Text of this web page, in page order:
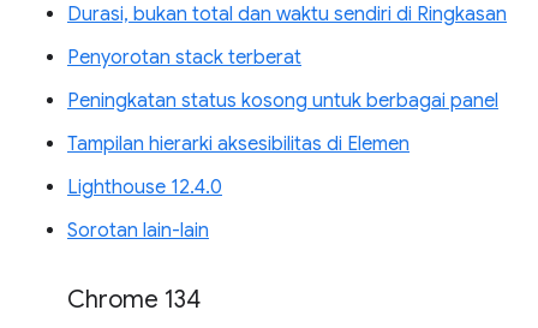
Durasi, bukan total dan waktu sendiri di Ringkasan
Penyorotan stack terberat
Peningkatan status kosong untuk berbagai panel
Tampilan hierarki aksesibilitas di Elemen
Lighthouse 12.4.0
Sorotan lain-lain
Chrome 134